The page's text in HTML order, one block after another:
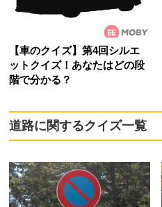
【車のクイズ】第4回シルエ
ットクイズ！あなたはどの段
階で分かる？
道路に関するクイズ一覧